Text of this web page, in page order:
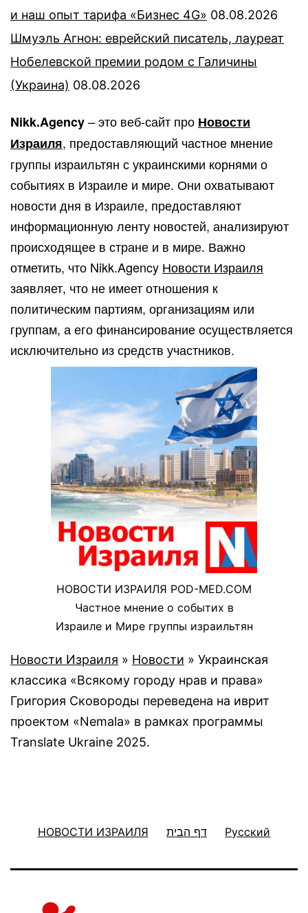
и наш опыт тарифа «Бизнес 4G» 08.08.2026
Шмуэль Агнон: еврейский писатель, лауреат
Нобелевской премии родом с Галичины
(Украина) 08.08.2026
Nikk.Agency– это веб-сайт про Новости
Израиля, предоставляющий частное мнение
группы израильтян с украинскими корнями о
событиях в Израиле и мире. Они охватывают
новости дня в Израиле, предоставляют
информационную ленту новостей, анализируют
происходящее в стране и в мире. Важно
отметить, что Nikk.Agency Новости Израиля
заявляет, что не имеет отношения к
политическим партиям, организациям или
группам, а его финансирование осуществляется
исключительно из средств участников.
НОВОСТИ ИЗРАИЛЯ POD-MED.COM
Частное мнение о событих в
Израиле и Мире группы израильтян
Новости Израиля » Новости » Украинская
классика «Всякому городу нрав и права»
Григория Сковороды переведена на иврит
проектом «Nemala» в рамках программы
Translate Ukraine 2025.
НОВОСТИ ИЗРАИЛЯ דף הבית Русский